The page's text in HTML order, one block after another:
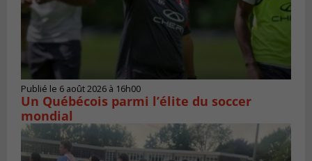
Publié le 6 août 2026 à 16h00
Un Québécois parmi l’élite du soccer
mondial